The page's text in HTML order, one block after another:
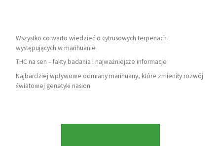
Wszystko co warto wiedzieć o cytrusowych terpenach
występujących w marihuanie
THC na sen – fakty badania i najważniejsze informacje
Najbardziej wpływowe odmiany marihuany, które zmieniły rozwój
światowej genetyki nasion